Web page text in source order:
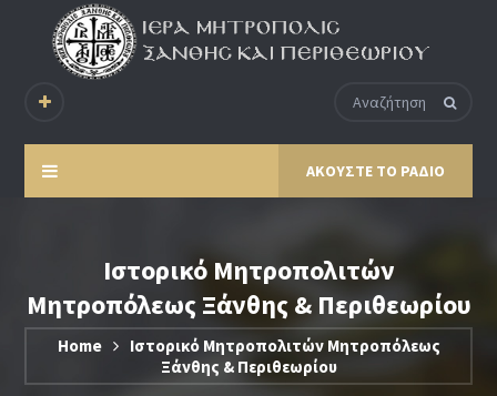
ΑΚΟΥΣΤΕ ΤΟ ΡΑΔΙΟ
Ιστορικό Μητροπολιτών
Μητροπόλεως Ξάνθης & Περιθεωρίου
Home
Ιστορικό Μητροπολιτών Μητροπόλεως
Ξάνθης & Περιθεωρίου